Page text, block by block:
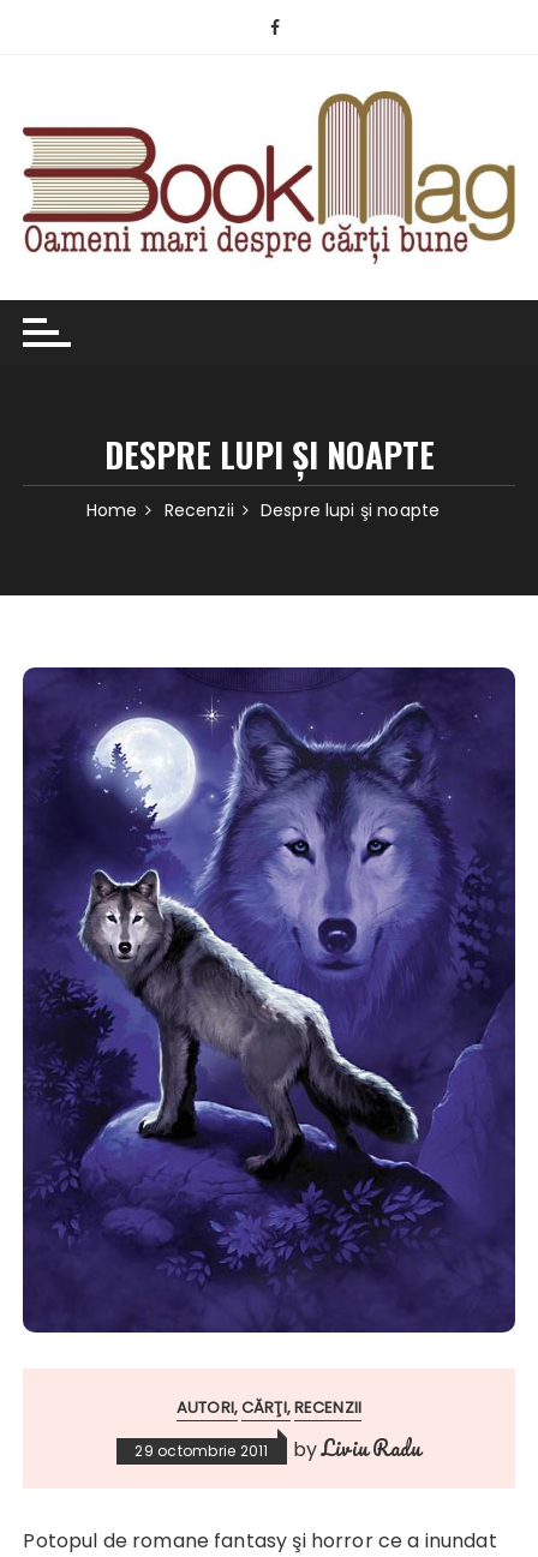
DESPRE LUPI ŞI NOAPTE
Home Recenzii Despre lupi şi noapte
AUTORI CĂRŢI RECENZII
29 octombrie 2011 byLiviu Radu
Potopul de romane fantasy şi horror ce a inundat